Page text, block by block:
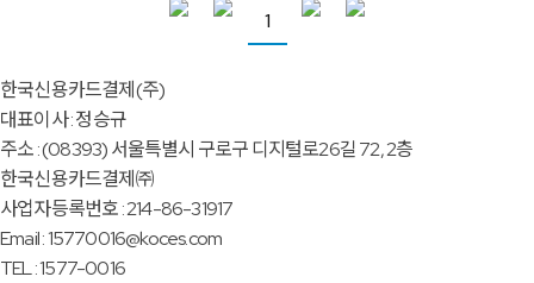
1
한국신용카드결제(주)
대표이사 : 정승규
주소 : (08393) 서울특별시 구로구 디지털로26길 72, 2층
한국신용카드결제㈜
사업자등록번호 : 214-86-31917
Email : 15770016@koces.com
TEL : 1577-0016